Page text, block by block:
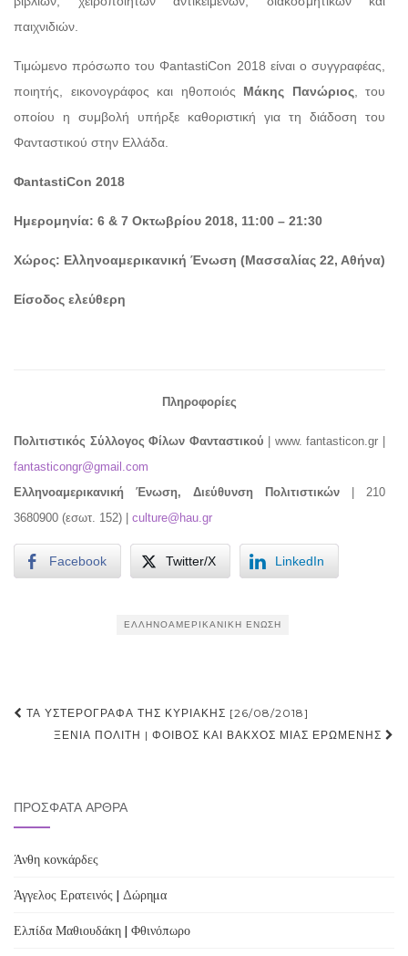
παιχνιδιών.
Τιμώμενο πρόσωπο του ΦantastiCon 2018 είναι ο συγγραφέας,
ποιητής, εικονογράφος και ηθοποιός Μάκης Πανώριος, του
οποίου η συμβολή υπήρξε καθοριστική για τη διάδοση του
Φανταστικού στην Ελλάδα.
ΦantastiCon 2018
Ημερομηνία: 6 & 7 Οκτωβρίου 2018, 11:00 – 21:30
Χώρος: Ελληνοαμερικανική Ένωση (Μασσαλίας 22, Αθήνα)
Είσοδος ελεύθερη
Πληροφορίες
Πολιτιστικός Σύλλογος Φίλων Φανταστικού
| www. fantasticon.gr |
fantasticongr@gmail.com
Ελληνοαμερικανική Ένωση, Διεύθυνση Πολιτιστικών
| 210
3680900 (εσωτ. 152) | culture@hau.gr
Facebook Twitter/X LinkedIn
ΕΛΛΗΝΟΑΜΕΡΙΚΑΝΙΚΉ ΈΝΩΣΗ
Post
navigation
ΤΑ ΥΣΤΕΡΌΓΡΑΦΑ ΤΗΣ ΚΥΡΙΑΚΉΣ [26/08/2018]
ΞΈΝΙΑ ΠΟΛΊΤΗ | ΦΟΊΒΟΣ ΚΑΙ ΒΆΚΧΟΣ ΜΙΑΣ ΕΡΩΜΈΝΗΣ
ΠΡΌΣΦΑΤΑ ΆΡΘΡΑ
Άνθη κονκάρδες
Άγγελος Ερατεινός | Δώρημα
Ελπίδα Μαθιουδάκη | Φθινόπωρο